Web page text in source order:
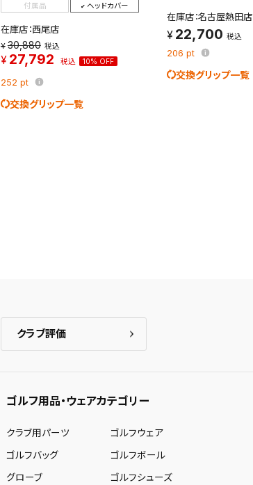
付属品
ヘッドカバー
在庫店：西尾店
30,880 税込
27,792 税込 10% OFF
252 pt
交換グリップ一覧
在庫店：名古屋熱田店
22,700 税込
206 pt
交換グリップ一覧
クラブ評価
ゴルフ用品・ウェアカテゴリー
クラブ用パーツ
ゴルフウェア
ゴルフバッグ
ゴルフボール
グローブ
ゴルフシューズ